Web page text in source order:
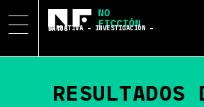
NARRATIVA – INVESTIGACIÓN – DATOS
RESULTADOS